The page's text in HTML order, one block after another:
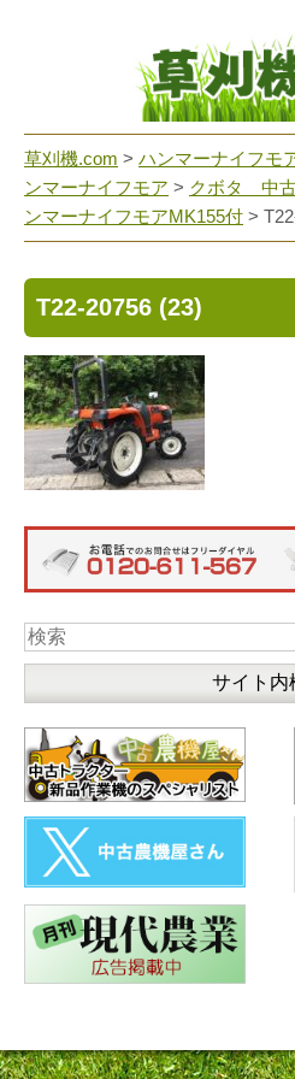
草刈機.com > ハンマーナイフモ
ンマーナイフモア > クボタ 中
ンマーナイフモアMK155付 >
T22-20756 (23)